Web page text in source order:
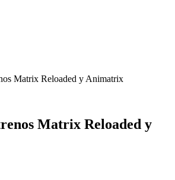
Matrix Reloaded y Animatrix
Matrix Reloaded y